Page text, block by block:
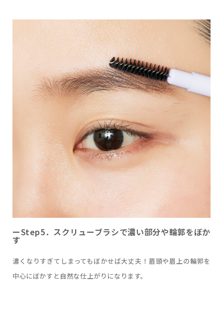
ーStep5．スクリューブラシで濃い部分や輪郭をぼか
す
濃くなりすぎてしまってもぼかせば大丈夫！眉頭や眉上の輪郭を
中心にぼかすと自然な仕上がりになります。